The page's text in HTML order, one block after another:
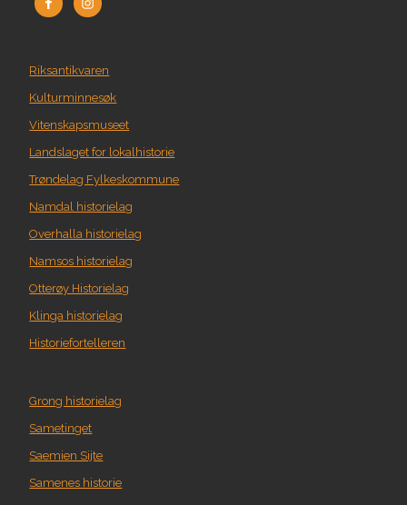
Riksantikvaren
Kulturminnesøk
Vitenskapsmuseet
Landslaget for lokalhistorie
Trøndelag Fylkeskommune
Namdal historielag
Overhalla historielag
Namsos historielag
Otterøy Historielag
Klinga historielag
Historiefortelleren
Grong historielag
Sametinget
Saemien Sijte
Samenes historie